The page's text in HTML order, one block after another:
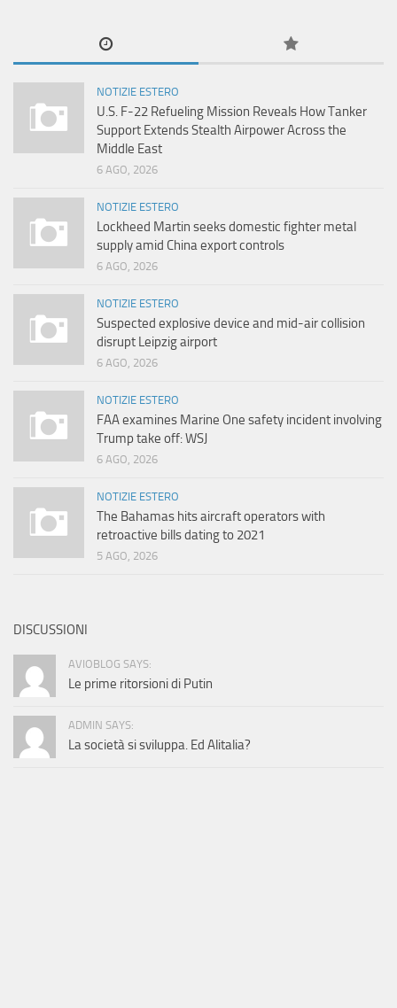
NOTIZIE ESTERO
U.S. F-22 Refueling Mission Reveals How Tanker
Support Extends Stealth Airpower Across the
Middle East
6 AGO, 2026
NOTIZIE ESTERO
Lockheed Martin seeks domestic fighter metal
supply amid China export controls
6 AGO, 2026
NOTIZIE ESTERO
Suspected explosive device and mid-air collision
disrupt Leipzig airport
6 AGO, 2026
NOTIZIE ESTERO
FAA examines Marine One safety incident involving
Trump take off: WSJ
6 AGO, 2026
NOTIZIE ESTERO
The Bahamas hits aircraft operators with
retroactive bills dating to 2021
5 AGO, 2026
DISCUSSIONI
AVIOBLOG SAYS:
Le prime ritorsioni di Putin
ADMIN SAYS:
La società si sviluppa. Ed Alitalia?